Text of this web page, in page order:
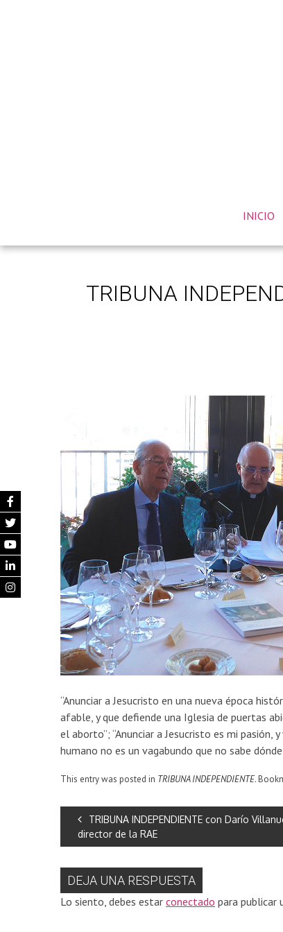
INICIO
TRIBUNA
“Anunciar a Jesucristo en una nueva época
afable, y que defiende una Iglesia de puertas
el aborto”; “Anunciar a Jesucristo es mi
humano no es un vagabundo que no sabe
This entry was posted in TRIBUNA INDEPENDIENTE.
TRIBUNA INDEPENDIENTE con Darío
director de la RAE
DEJA UNA RESPUESTA
Lo siento, debes estar conectado para publicar